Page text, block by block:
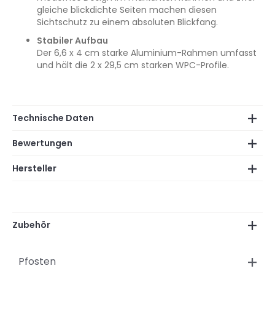
gleiche blickdichte Seiten machen diesen
Sichtschutz zu einem absoluten Blickfang.
Stabiler Aufbau
Der 6,6 x 4 cm starke Aluminium-Rahmen umfasst
und hält die 2 x 29,5 cm starken WPC-Profile.
Technische Daten
Bewertungen
Hersteller
Zubehör
Pfosten